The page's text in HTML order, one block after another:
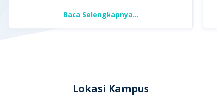
bekerja di perusahaan bidang teknologi baik di
Baca Selengkapnya...
Lokasi Kampus